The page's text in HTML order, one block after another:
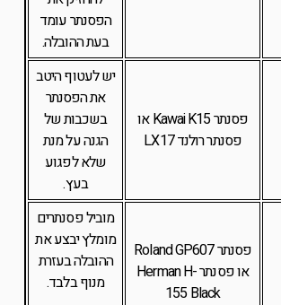
הפסנתר עומד
בעת ההובלה.
פסנתר Kawai K15 או
פסנתר רולנד LX17
יש לעטוף היטב
את הפסנתר
בשכבות של
הגנה על מנת
שלא לפגוע
בעץ.
פסנתר Roland GP607
או פסנתר Herman H-
155 Black
מוביל פסנתרים
מומלץ יבצע את
ההובלה בעזרת
מנוף בלבד.